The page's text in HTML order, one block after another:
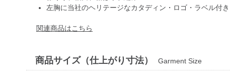
左胸に当社のヘリテージなカタディン・ロゴ・ラベル付き
関連商品はこちら
商品サイズ（仕上がり寸法） Garment Size